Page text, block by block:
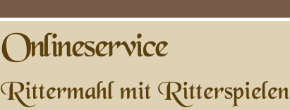
Onlineservice
Rittermahl mit Ritterspielen